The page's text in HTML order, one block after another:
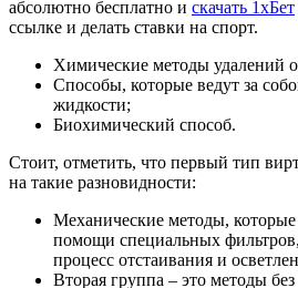
абсолютно бесплатно и скачать 1хБет
ссылке и делать ставки на спорт.
Химические методы удалений
Способы, которые ведут за
жидкости;
Биохимический способ.
Стоит, отметить, что первый тип
на такие разновидности:
Механические методы,
помощи специальных
процесс отстаивания и
Вторая группа – это методы